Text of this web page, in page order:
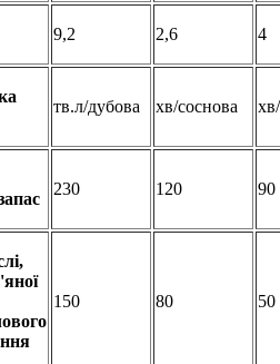
9,2 2,6 4
тв.л/дубова хв/соснова
230 120 90
150 80 50